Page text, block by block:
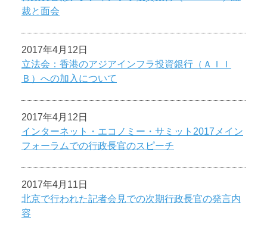
裁と面会
2017年4月12日
立法会：香港のアジアインフラ投資銀行（ＡＩＩ
Ｂ）への加入について
2017年4月12日
インターネット・エコノミー・サミット2017メイン
フォーラムでの行政長官のスピーチ
2017年4月11日
北京で行われた記者会見での次期行政長官の発言内
容